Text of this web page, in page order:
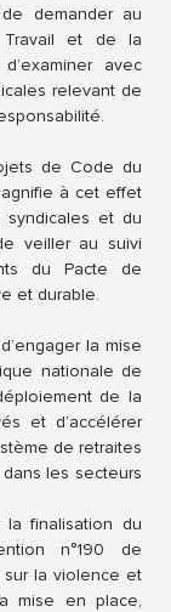
demander au
Travail et de la
avec
relevant de
de Code du
à cet effet
et du
veiller au suivi
du Pacte de
et durable.
la mise
nationale de
de la
et d’accélérer
de retraites
les secteurs
finalisation du
n°190 de
sur la violence et
mise en place,